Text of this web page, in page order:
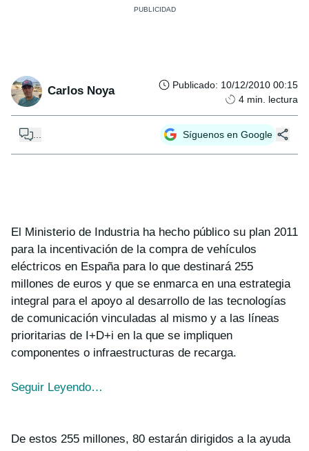
Carlos Noya Publicado: 10/12/2010 00:15
4 min. lectura
Síguenos en Google
El Ministerio de Industria ha hecho público su plan 2011
para la incentivación de la compra de vehículos
eléctricos en España para lo que destinará 255
millones de euros y que se enmarca en una estrategia
integral para el apoyo al desarrollo de las tecnologías
de comunicación vinculadas al mismo y a las líneas
prioritarias de I+D+i en la que se impliquen
componentes o infraestructuras de recarga.
Seguir Leyendo…
De estos 255 millones, 80 estarán dirigidos a la ayuda